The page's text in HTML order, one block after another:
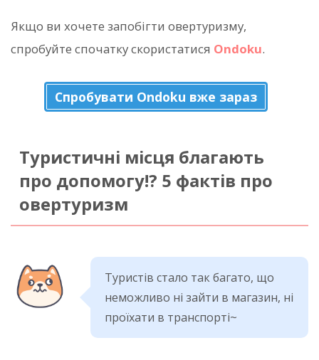
Якщо ви хочете запобігти овертуризму,
спробуйте спочатку скористатися Ondoku.
Спробувати Ondoku вже зараз
Туристичні місця благають
про допомогу!? 5 фактів про
овертуризм
Туристів стало так багато, що
неможливо ні зайти в магазин, ні
проїхати в транспорті~